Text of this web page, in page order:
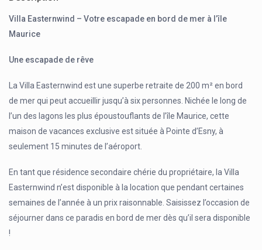
Villa Easternwind – Votre escapade en bord de mer à l’île
Maurice
Une escapade de rêve
La Villa Easternwind est une superbe retraite de 200 m² en bord
de mer qui peut accueillir jusqu’à six personnes. Nichée le long de
l’un des lagons les plus époustouflants de l’île Maurice, cette
maison de vacances exclusive est située à Pointe d’Esny, à
seulement 15 minutes de l’aéroport.
En tant que résidence secondaire chérie du propriétaire, la Villa
Easternwind n’est disponible à la location que pendant certaines
semaines de l’année à un prix raisonnable. Saisissez l’occasion de
séjourner dans ce paradis en bord de mer dès qu’il sera disponible
!